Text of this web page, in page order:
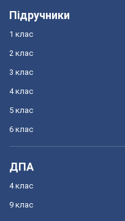
Підручники
1 клас
2 клас
3 клас
4 клас
5 клас
6 клас
ДПА
4 клас
9 клас